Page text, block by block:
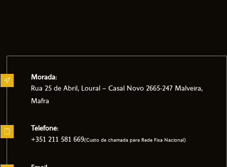
Morada:
Rua 25 de Abril, Loural – Casal Novo 2665-247 Malveira,
Mafra
Telefone:
+351 211 581 669(Custo de chamada para Rede Fixa Nacional)